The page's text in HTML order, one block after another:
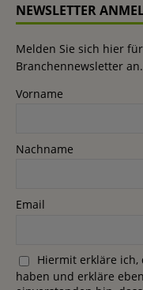
NEWSLETTER
Melden Sie sich hier
Branchennewsletter an.
Vorname
Nachname
Email
Hiermit erkläre ich,
haben und erkläre